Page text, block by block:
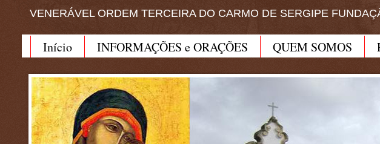
VENERÁVEL ORDEM TERCEIRA DO CARMO DE SERGIPE
Início INFORMAÇÕES e ORAÇÕES QUEM SOMOS